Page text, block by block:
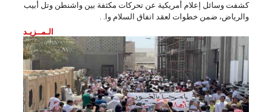
كشفت وسائل إعلام أمريكية عن تحركات مكثفة بين واشنطن وتل أبيب
والرياض، ضمن خطوات لعقد اتفاق السلام وا. .
الـمــزيـد